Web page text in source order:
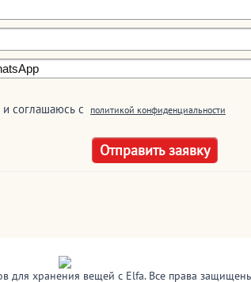
и соглашаюсь c политикой конфиденциальности
для хранения вещей с Elfa. Все права